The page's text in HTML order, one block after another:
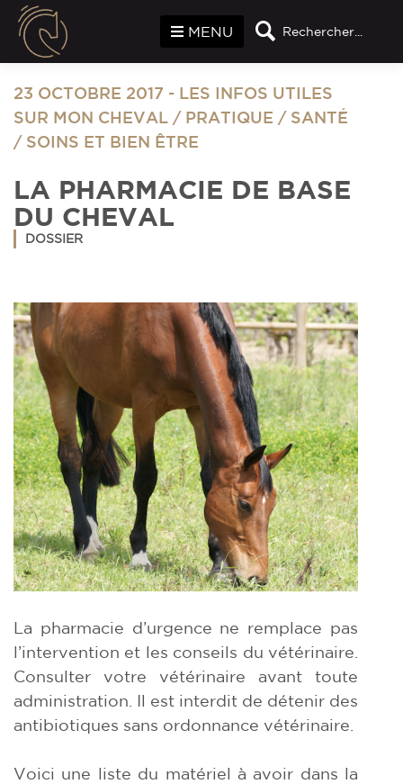
Rechercher...
MENU
23 OCTOBRE 2017 - LES INFOS UTILES
SUR MON CHEVAL / PRATIQUE / SANTÉ
/ SOINS ET BIEN ÊTRE
LA PHARMACIE DE BASE
DU CHEVAL
DOSSIER
La pharmacie d’urgence ne remplace pas
l’intervention et les conseils du vétérinaire.
Consulter votre vétérinaire avant toute
administration. Il est interdit de détenir des
antibiotiques sans ordonnance vétérinaire.
Voici une liste du matériel à avoir dans la
Panneau de gestion des cookies